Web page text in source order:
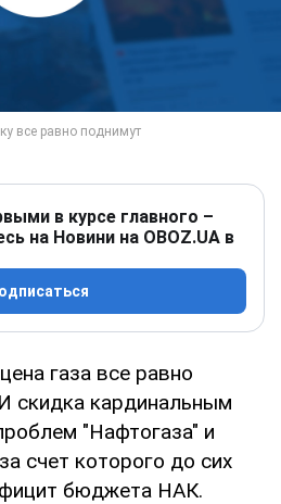
в курсе главного –
на Новини на OBOZ.UA в
газа все равно
скидка кардинальным
"Нафтогаза" и
счет которого до сих
бюджета НАК.